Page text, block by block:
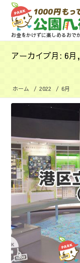
お金をかけずに楽しめるおで
アーカイブ月: 6月
ホーム / 2022 / 6月